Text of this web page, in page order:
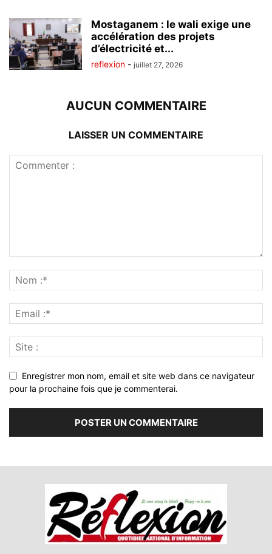
Mostaganem : le wali exige une
accélération des projets
d’électricité et...
reflexion - juillet 27, 2026
AUCUN COMMENTAIRE
LAISSER UN COMMENTAIRE
Enregistrer mon nom, email et site web dans ce navigateur
pour la prochaine fois que je commenterai.